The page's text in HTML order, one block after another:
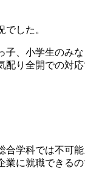
した。
、小学生のみ
り全開での対
学科では不可
に就職できる